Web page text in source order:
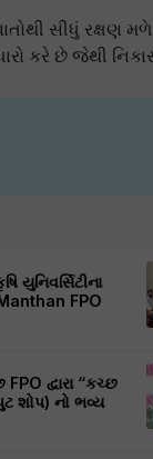
સીધું રક્ષણ
કરે છે જેથી
“કચ્છ
શોપ) નો ભવ્ય